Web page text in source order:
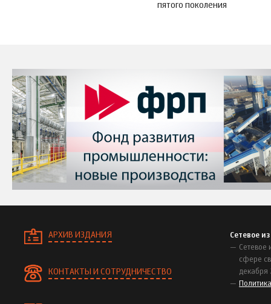
пятого поколения
АРХИВ ИЗДАНИЯ
КОНТАКТЫ И СОТРУДНИЧЕСТВО
Сетевое
Сетевое
сфере
декабря